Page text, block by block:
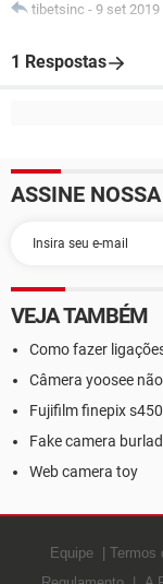
tibetsinc - 9 set 2019
1 Respostas
ASSINE
VEJA TAMBÉM
Como fazer
Câmera yoosee
Fujifilm finepix
Fake camera
Web camera toy
Equipe Termos